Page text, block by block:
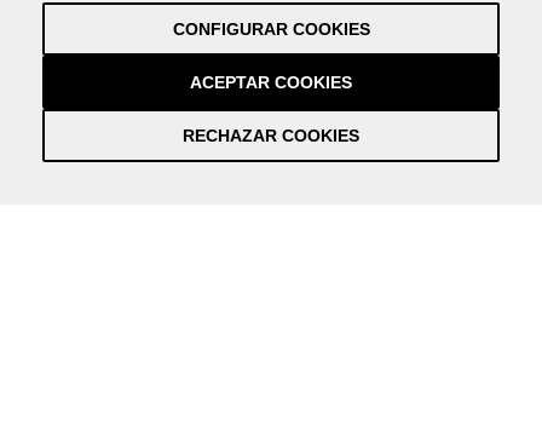
Política de cookies
CONFIGURAR COOKIES
RECHAZAR COOKIES
ACEPTAR COOKIES